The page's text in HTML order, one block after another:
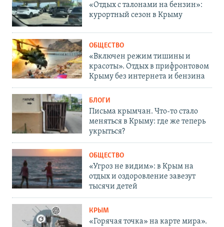
«Отдых с талонами на бензин»:
курортный сезон в Крыму
ОБЩЕСТВО
«Включен режим тишины и
красоты». Отдых в прифронтовом
Крыму без интернета и бензина
БЛОГИ
Письма крымчан. Что-то стало
меняться в Крыму: где же теперь
укрыться?
ОБЩЕСТВО
«Угроз не видим»: в Крым на
отдых и оздоровление завезут
тысячи детей
КРЫМ
«Горячая точка» на карте мира».